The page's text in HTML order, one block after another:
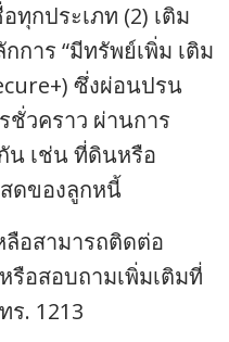
ทุกประเภท (2) เติม
การ “มีทรัพย์เพิ่ม เติม
ซึ่งผ่อนปรน
ชั่วคราว ผ่านการ
น เช่น ที่ดินหรือ
ดของลูกหนี้
ลือสามารถติดต่อ
รือสอบถามเพิ่มเติมที่
ร. 1213